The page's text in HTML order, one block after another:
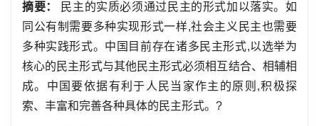
摘要：
民主的实质必须通过民主的形式加以落实。如
同公有制需要多种实现形式一样,社会主义民主也需要
多种实践形式。中国目前存在诸多民主形式,以选举为
核心的民主形式与其他民主形式必须相互结合、相辅相
成。中国要依据有利于人民当家作主的原则,积极探
索、丰富和完善各种具体的民主形式。?